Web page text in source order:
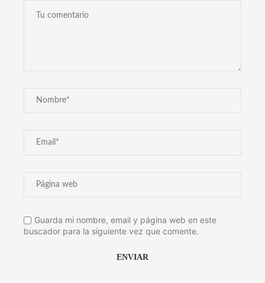
Guarda mi nombre, email y página web en este
buscador para la siguiente vez que comente.